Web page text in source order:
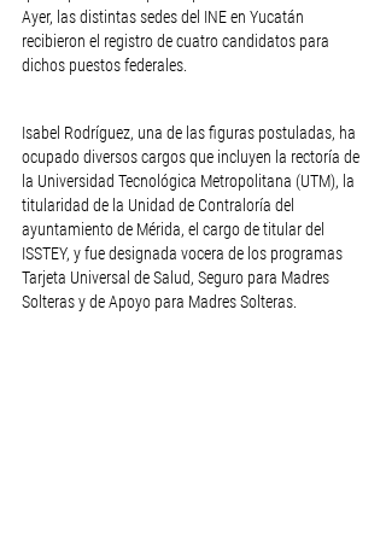
Ayer, las distintas sedes del INE en Yucatán
recibieron el registro de cuatro candidatos para
dichos puestos federales.
Isabel Rodríguez, una de las figuras postuladas, ha
ocupado diversos cargos que incluyen la rectoría de
la Universidad Tecnológica Metropolitana (UTM), la
titularidad de la Unidad de Contraloría del
ayuntamiento de Mérida, el cargo de titular del
ISSTEY, y fue designada vocera de los programas
Tarjeta Universal de Salud, Seguro para Madres
Solteras y de Apoyo para Madres Solteras.